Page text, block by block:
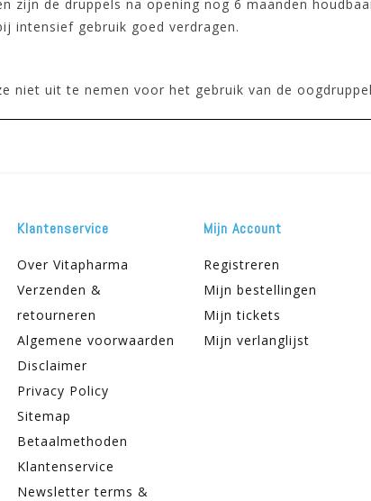
zijn de druppels na opening nog 6 maanden
intensief gebruik goed verdragen.
niet uit te nemen voor het gebruik van de
Klantenservice
Over Vitapharma
Verzenden &
retourneren
Algemene voorwaarden
Disclaimer
Privacy Policy
Sitemap
Betaalmethoden
Klantenservice
Newsletter terms &
Mijn Account
Registreren
Mijn bestellingen
Mijn tickets
Mijn verlanglijst